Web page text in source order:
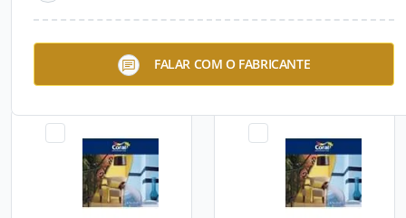
FALAR COM O FABRICANTE
Fundo Para Galvanizados